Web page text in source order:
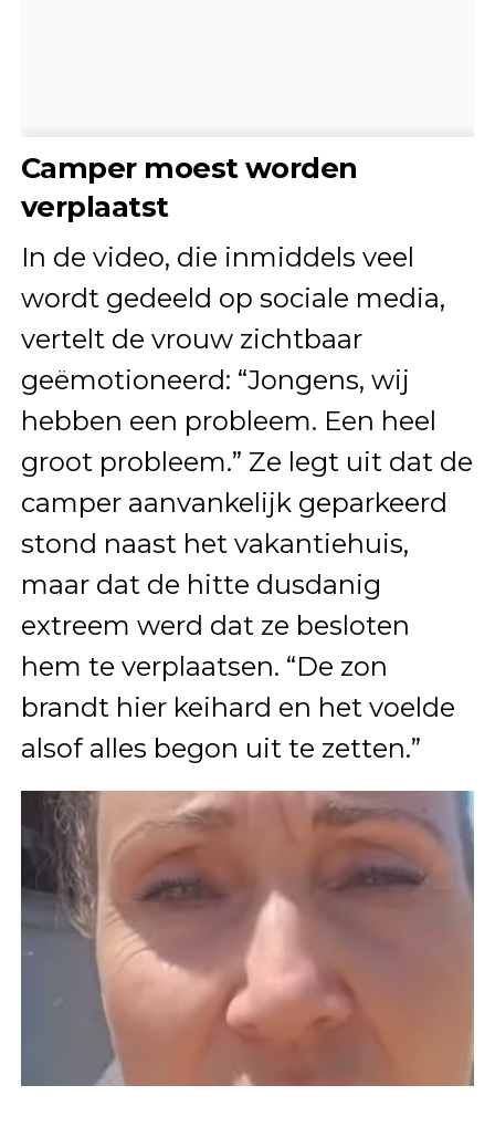
Camper moest worden
verplaatst
In de video, die inmiddels veel
wordt gedeeld op sociale media,
vertelt de vrouw zichtbaar
geëmotioneerd: “Jongens, wij
hebben een probleem. Een heel
groot probleem.” Ze legt uit dat de
camper aanvankelijk geparkeerd
stond naast het vakantiehuis,
maar dat de hitte dusdanig
extreem werd dat ze besloten
hem te verplaatsen. “De zon
brandt hier keihard en het voelde
alsof alles begon uit te zetten.”